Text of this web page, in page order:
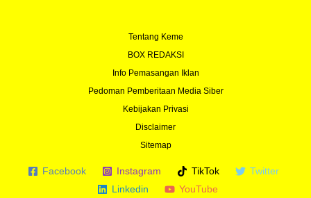
Tentang Keme
BOX REDAKSI
Info Pemasangan Iklan
Pedoman Pemberitaan Media Siber
Kebijakan Privasi
Disclaimer
Sitemap
Facebook Instagram TikTok
Twitter
Linkedin
YouTube